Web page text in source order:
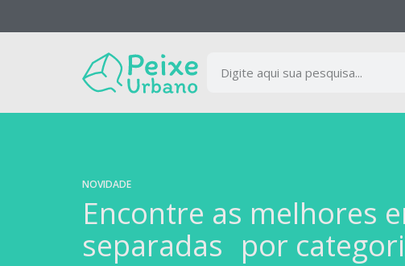
NOVIDADE
Encontre as melhores
separadas por